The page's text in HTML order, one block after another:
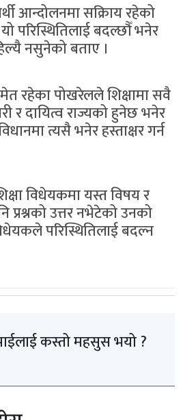
आन्दोलनमा सक्रिाय रहेको
बदल्छौँ भनेर
नसुनेको बताए ।
रहेका पोखरेलले शिक्षामा सवै
र दायित्व राज्यको हुनेछ भनेर
त्यसै भनेर हस्ताक्षर गर्न
विधेयकमा यस्त विषय र
उत्तर नभेटेको उनको
परिस्थितिलाई बदल्न
कस्तो महसुस भयो ?